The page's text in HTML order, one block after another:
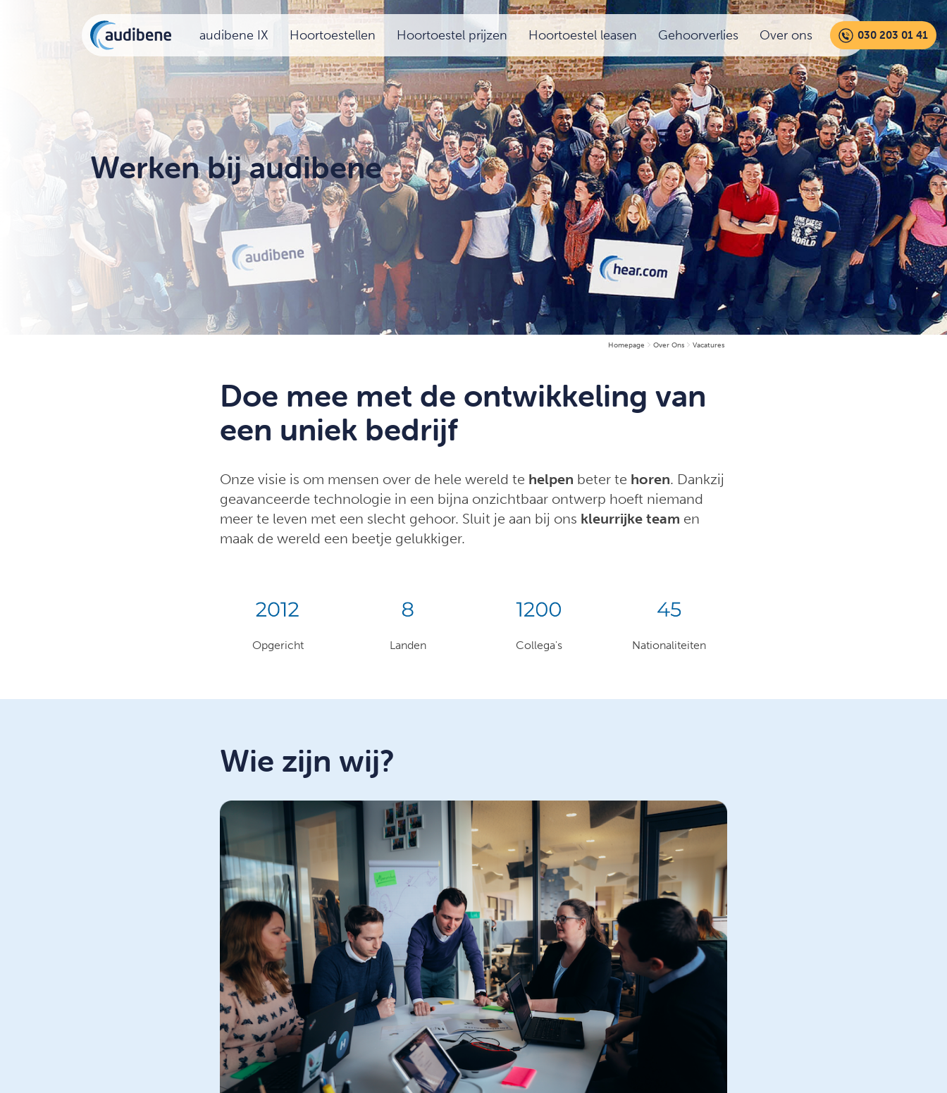
audibene IX Hoortoestellen Hoortoestel prijzen Hoortoestel leasen Gehoorverlies Over ons 030 203 01 41
Werken bij audibene
Homepage Over Ons Vacatures
Doe mee met de ontwikkeling van
een uniek bedrijf
Onze visie is om mensen over de hele wereld te helpen beter te horen. Dankzij
geavanceerde technologie in een bijna onzichtbaar ontwerp hoeft niemand
meer te leven met een slecht gehoor. Sluit je aan bij ons kleurrijke team en
maak de wereld een beetje gelukkiger.
Opgericht Landen Collega's Nationaliteiten
Wie zijn wij?